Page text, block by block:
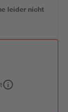
leider nicht